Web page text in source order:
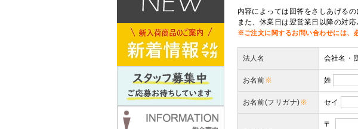
内容によっては回答をさしあげる
また、休業日は翌営業日以降の対
※ご注文に関するお問い合わせには、
法人名 会社名・
お名前※ 姓
お名前(フリガナ)※ セイ
〒